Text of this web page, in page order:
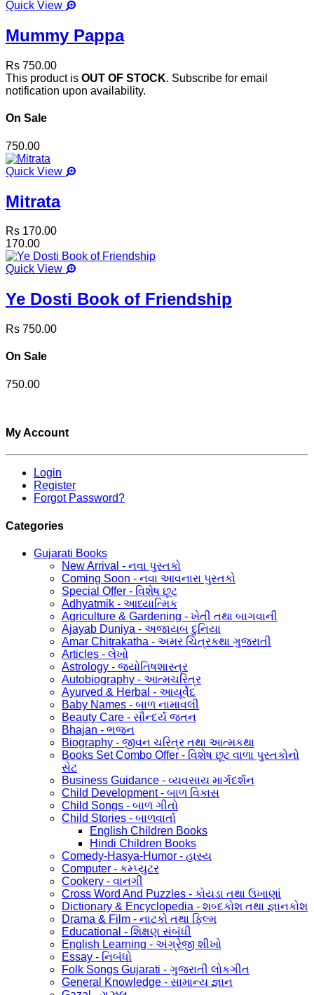
Quick View
Mummy Pappa
Rs 750.00
This product is OUT OF STOCK. Subscribe for email
notification upon availability.
On Sale
750.00
Quick View
Mitrata
Rs 170.00
170.00
Quick View
Ye Dosti Book of Friendship
Rs 750.00
On Sale
750.00
My Account
Login
Register
Forgot Password?
Categories
Gujarati Books
New Arrival - નવા પુસ્તકો
Coming Soon - નવા આવનારા પુસ્તકો
Special Offer - વિશેષ છૂટ
Adhyatmik - આધ્યાત્મિક
Agriculture & Gardening - ખેતી તથા બાગવાની
Ajayab Duniya - અજાયબ દુનિયા
Amar Chitrakatha - અમર ચિત્રકથા ગુજરાતી
Articles - લેખો
Astrology - જ્યોતિષશાસ્ત્ર
Autobiography - આત્મચરિત્ર
Ayurved & Herbal - આયૂર્વેદ
Baby Names - બાળ નામાવલી
Beauty Care - સૌન્દર્ય જતન
Bhajan - ભજન
Biography - જીવન ચરિત્ર તથા આત્મકથા
Books Set Combo Offer - વિશેષ છૂટ વાળા પુસ્તકોનો
સેટ
Business Guidance - વ્યવસાય માર્ગદર્શન
Child Development - બાળ વિકાસ
Child Songs - બાળ ગીતો
Child Stories - બાળવાર્તા
English Children Books
Hindi Children Books
Comedy-Hasya-Humor - હાસ્ય
Computer - કમ્પ્યુટર
Cookery - વાનગી
Cross Word And Puzzles - કોયડા તથા ઉખાણાં
Dictionary & Encyclopedia - શબ્દકોશ તથા જ્ઞાનકોશ
Drama & Film - નાટકો તથા ફિલ્મ
Educational - શિક્ષણ સંબંધી
English Learning - અંગ્રેજી શીખો
Essay - નિબંધો
Folk Songs Gujarati - ગુજરાતી લોકગીત
General Knowledge - સામાન્ય જ્ઞાન